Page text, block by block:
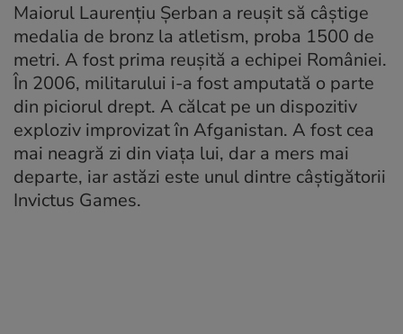
Maiorul Laurențiu Șerban a reușit să câștige
medalia de bronz la atletism, proba 1500 de
metri. A fost prima reușită a echipei României.
În 2006, militarului i-a fost amputată o parte
din piciorul drept. A călcat pe un dispozitiv
exploziv improvizat în Afganistan. A fost cea
mai neagră zi din viața lui, dar a mers mai
departe, iar astăzi este unul dintre câștigătorii
Invictus Games.